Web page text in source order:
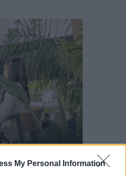
My Personal Information